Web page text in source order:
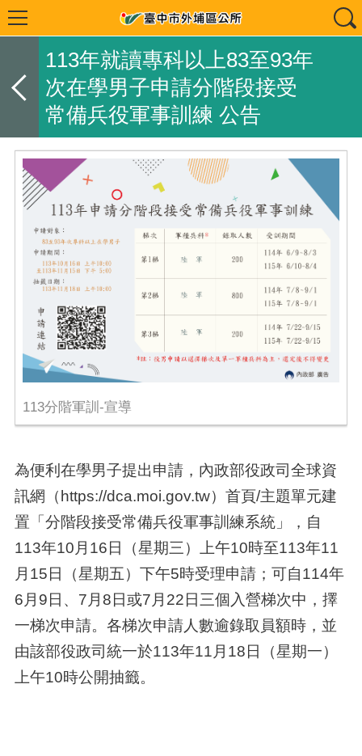
113年就讀專科以上83至93年
次在學男子申請分階段接受
常備兵役軍事訓練 公告
113分階軍訓-宣導
為便利在學男子提出申請，內政部役政司全球資
訊網（https://dca.moi.gov.tw）首頁/主題單元建
置「分階段接受常備兵役軍事訓練系統」，自
113年10 月 16日（星期三）上午10時至113年11
月 15日（星期五）下午5時受理申請；可自114年
6 月 9日、 7 月8日或7 月 22日三個入營梯次中，擇
一梯次申請。各梯次申請人數逾錄取員額時，並
由該部役政司統一於113年11 月 18日（星期一）
上午10時公開抽籤。